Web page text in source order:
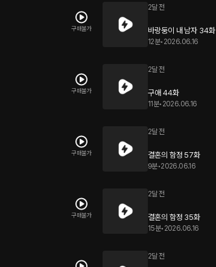
구매불가
2달 전
바랑둥이 내 남자 34화
12분• 2026.06.16
구매불가
2달 전
구애 44화
11분• 2026.06.16
구매불가
2달 전
결혼의 함정 57화
9분•2026.06.16
구매불가
2달 전
결혼의 함정 35화
15분• 2026.06.16
2달 전